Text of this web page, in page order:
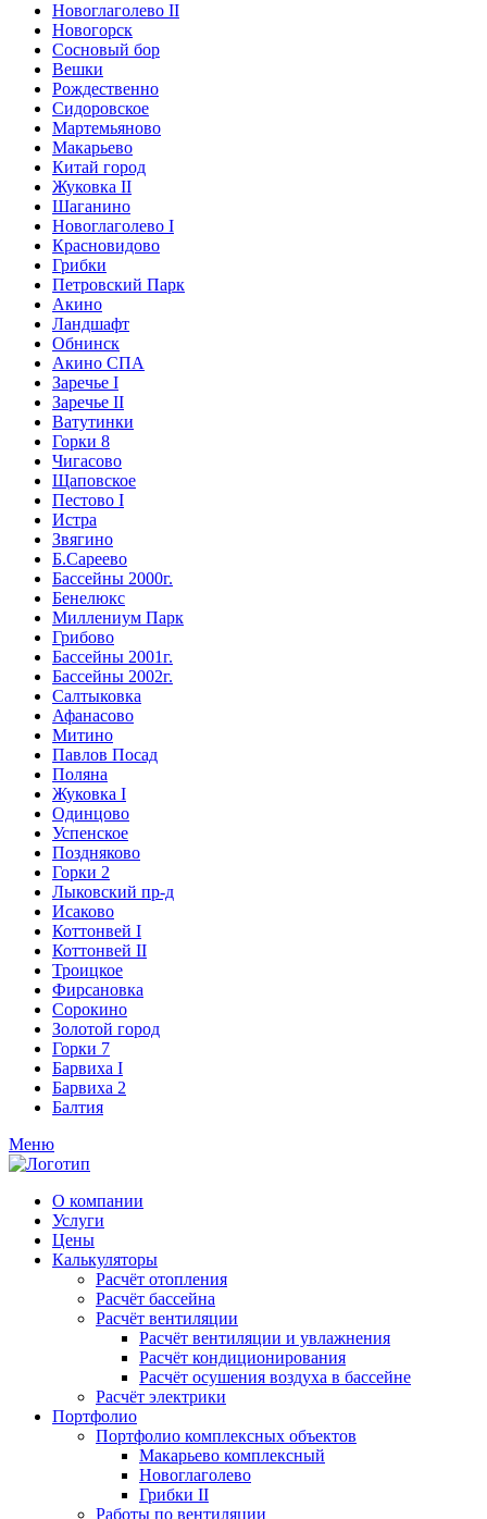
Новоглаголево II
Новогорск
Сосновый бор
Вешки
Рождественно
Сидоровское
Мартемьяново
Макарьево
Китай город
Жуковка II
Шаганино
Новоглаголево I
Красновидово
Грибки
Петровский Парк
Акино
Ландшафт
Обнинск
Акино СПА
Заречье I
Заречье II
Ватутинки
Горки 8
Чигасово
Щаповское
Пестово I
Истра
Звягино
Б.Сареево
Бассейны 2000г.
Бенелюкс
Миллениум Парк
Грибово
Бассейны 2001г.
Бассейны 2002г.
Салтыковка
Афанасово
Митино
Павлов Посад
Поляна
Жуковка I
Одинцово
Успенское
Поздняково
Горки 2
Лыковский пр-д
Исаково
Коттонвей I
Коттонвей II
Троицкое
Фирсановка
Сорокино
Золотой город
Горки 7
Барвиха I
Барвиха 2
Балтия
Меню
О компании
Услуги
Цены
Калькуляторы
Расчёт отопления
Расчёт бассейна
Расчёт вентиляции
Расчёт вентиляции и увлажнения
Расчёт кондиционирования
Расчёт осушения воздуха в бассейне
Расчёт электрики
Портфолио
Портфолио комплексных объектов
Макарьево комплексный
Новоглаголево
Грибки II
Работы по вентиляции